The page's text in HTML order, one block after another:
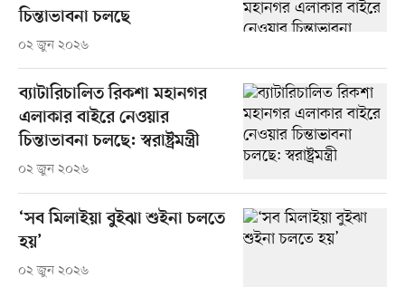
চিন্তাভাবনা চলছে
০২ জুন ২০২৬
ব্যাটারিচালিত রিকশা মহানগর
এলাকার বাইরে নেওয়ার
চিন্তাভাবনা চলছে: স্বরাষ্ট্রমন্ত্রী
০২ জুন ২০২৬
‘সব মিলাইয়া বুইঝা শুইনা চলতে
হয়’
০২ জুন ২০২৬